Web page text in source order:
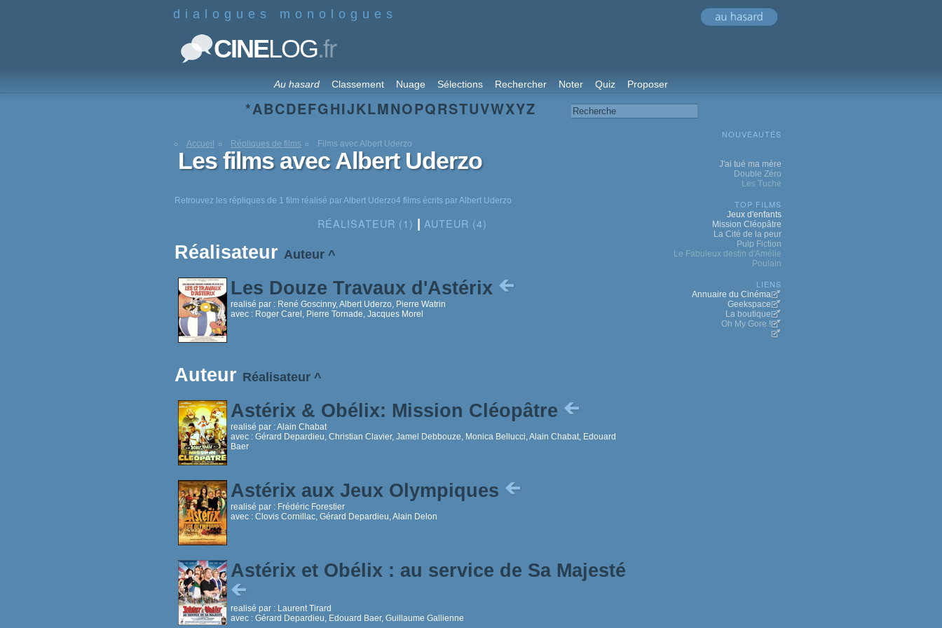
dialogues monologues
CINELOG.fr
Au hasard Classement Nuage Sélections Rechercher Noter Quiz Proposer
*ABCDEFGHIJKLMNOPQRSTUVWXYZ
Accueil Répliques de films Films avec Albert Uderzo
Les films avec Albert Uderzo
Retrouvez les répliques de 1 film réalisé par Albert Uderzo4 films écrits par Albert Uderzo
RÉALISATEUR (1) | AUTEUR (4)
Réalisateur Auteur ^
Les Douze Travaux d'Astérix
realisé par : René Goscinny, Albert Uderzo, Pierre Watrin
avec : Roger Carel, Pierre Tornade, Jacques Morel
Auteur Réalisateur ^
Astérix & Obélix: Mission Cléopâtre
realisé par :Alain Chabat
avec : Gérard Depardieu, Christian Clavier, Jamel Debbouze, Monica Bellucci, Alain Chabat, Edouard
Baer
Astérix aux Jeux Olympiques
realisé par : Frédéric Forestier
avec : Clovis Cornillac, Gérard Depardieu, Alain Delon
Astérix et Obélix : au service de Sa Majesté
realisé par : Laurent Tirard
avec : Gérard Depardieu, Edouard Baer, Guillaume Gallienne
NOUVEAUTÉS
J'ai tué ma mère
Double Zéro
Les Tuche
TOP FILMS
Jeux d'enfants
Mission Cléopâtre
La Cité de la peur
Pulp Fiction
Le Fabuleux destin d'Amélie
Poulain
LIENS
Annuaire du Cinéma
Geekspace
La boutique
Oh My Gore !